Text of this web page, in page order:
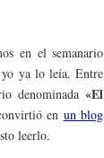
en el semanario
ya lo leía. Entre
denominada«El
en un blog
leerlo.